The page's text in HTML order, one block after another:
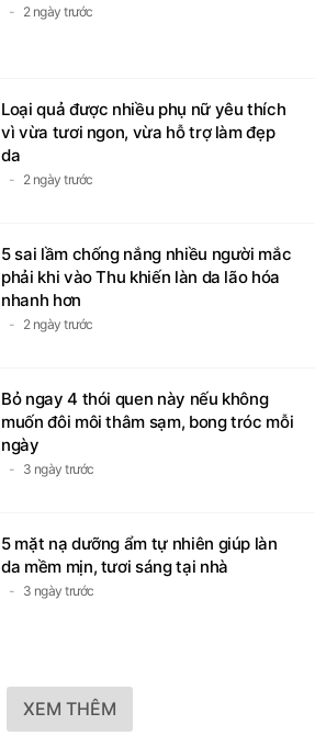
2 ngày trước
Loại quả được nhiều phụ nữ yêu thích
vì vừa tươi ngon, vừa hỗ trợ làm đẹp
da
2 ngày trước
5 sai lầm chống nắng nhiều người mắc
phải khi vào Thu khiến làn da lão hóa
nhanh hơn
2 ngày trước
Bỏ ngay 4 thói quen này nếu không
muốn đôi môi thâm sạm, bong tróc mỗi
ngày
3 ngày trước
5 mặt nạ dưỡng ẩm tự nhiên giúp làn
da mềm mịn, tươi sáng tại nhà
3 ngày trước
XEM THÊM